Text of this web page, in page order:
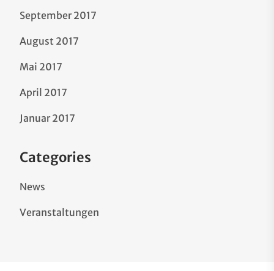
September 2017
August 2017
Mai 2017
April 2017
Januar 2017
Categories
News
Veranstaltungen